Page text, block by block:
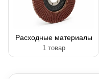
Расходные материалы
1 товар